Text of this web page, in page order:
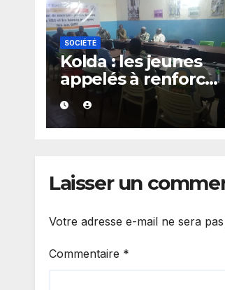
SOCIÉTÉ
Kolda : les jeunes
appelés à renforcer
les actions
communautaires
pendant les
Laisser un
Votre adresse e-mail ne sera
Commentaire *